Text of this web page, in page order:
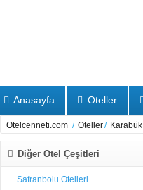
Anasayfa Oteller
Otelcenneti.com / Oteller/ Karabük
Diğer Otel Çeşitleri
Safranbolu Otelleri